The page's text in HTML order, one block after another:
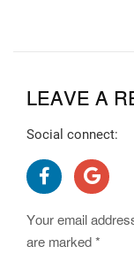
LEAVE A
Social connect:
Your email
are marked *